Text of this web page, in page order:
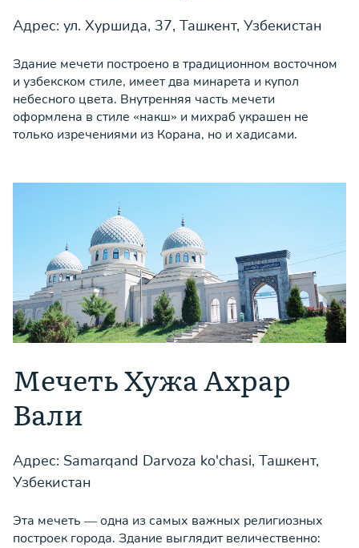
Адрес: ул. Хуршида, 37, Ташкент, Узбекистан
Здание мечети построено в традиционном восточном
и узбекском стиле, имеет два минарета и купол
небесного цвета. Внутренняя часть мечети
оформлена в стиле «накш» и михраб украшен не
только изречениями из Корана, но и хадисами.
Мечеть Хужа Ахрар
Вали
Адрес: Samarqand Darvoza ko'chasi, Ташкент,
Узбекистан
Эта мечеть — одна из самых важных религиозных
построек города. Здание выглядит величественно: